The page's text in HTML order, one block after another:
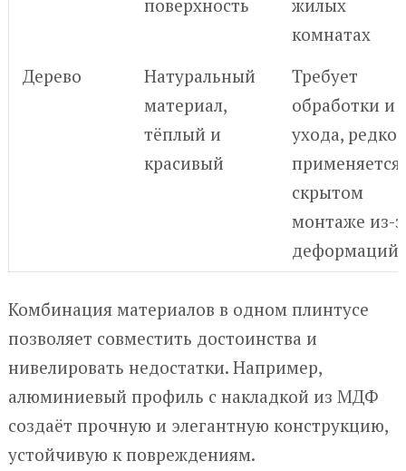
поверхность
жилых
комнатах
Дерево
Натуральный
материал,
тёплый и
красивый
Требует
обработки и
ухода, редко
применяется
скрытом
монтаже из-
деформаций
Комбинация материалов в одном плинтусе
позволяет совместить достоинства и
нивелировать недостатки. Например,
алюминиевый профиль с накладкой из МДФ
создаёт прочную и элегантную конструкцию,
устойчивую к повреждениям.